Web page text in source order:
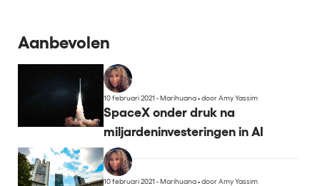
Aanbevolen
10 februari 2021 - Marihuana•door Amy Yassim
SpaceX onder druk na
miljardeninvesteringen in AI
10 februari 2021 - Marihuana•door Amy Yassim